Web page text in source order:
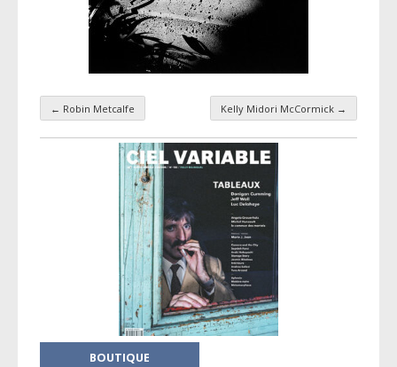
Navigation par taxonomie
← Robin Metcalfe Kelly Midori McCormick →
BOUTIQUE